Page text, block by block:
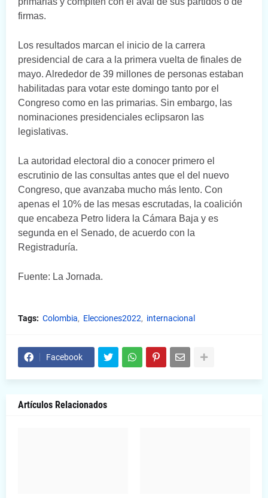
firmas.
Los resultados marcan el inicio de la carrera
presidencial de cara a la primera vuelta de finales de
mayo. Alrededor de 39 millones de personas estaban
habilitadas para votar este domingo tanto por el
Congreso como en las primarias. Sin embargo, las
nominaciones presidenciales eclipsaron las
legislativas.
La autoridad electoral dio a conocer primero el
escrutinio de las consultas antes que el del nuevo
Congreso, que avanzaba mucho más lento. Con
apenas el 10% de las mesas escrutadas, la coalición
que encabeza Petro lidera la Cámara Baja y es
segunda en el Senado, de acuerdo con la
Registraduría.
Fuente: La Jornada.
Tags: Colombia Elecciones2022 internacional
Facebook
Artículos Relacionados